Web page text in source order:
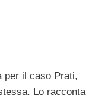
per il caso Prati,
Lo racconta